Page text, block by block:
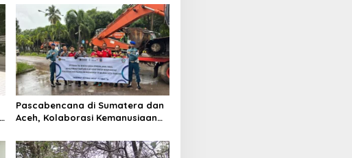
Pascabencana di Sumatera dan
Aceh, Kolaborasi Kemanusiaan
Pemulihan